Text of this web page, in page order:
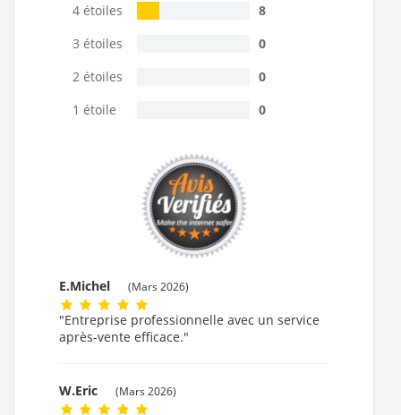
4 étoiles
8
3 étoiles
0
2 étoiles
0
1 étoile
0
E.Michel (Mars 2026)
"Entreprise professionnelle avec un service
après-vente efficace."
W.Eric (Mars 2026)